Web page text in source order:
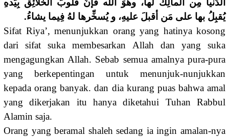
الدُّنيا مِن المالِك لها، وهُوَ الله فإنَّ قُلوبَ الخَلائِق بِيَدهِ
يُقبِلُ بها على مَن أقبلَ عليهِ، و يُسخِّرها لهُ فِيما يشاءُ.
Sifat Riya’, menunjukkan orang yang hatinya kosong
dari sifat suka membesarkan Allah dan yang suka
mengagungkan Allah. Sebab semua amalnya pura-pura
yang berkepentingan untuk menunjuk-nunjukkan
kepada orang banyak. dan dia kurang puas bahwa amal
yang dikerjakan itu hanya diketahui Tuhan Rabbul
Alamin saja.
Orang yang beramal shaleh sedang ia ingin amalan-nya